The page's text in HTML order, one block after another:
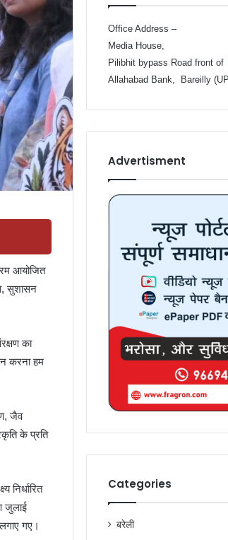
आयोजित
सुशासन
का
करना हम
जैव
के प्रति
निर्धारित
जुलाई
गए।
Media House,
Pilibhit bypass Road front of
Allahabad Bank, Bareilly (UP)